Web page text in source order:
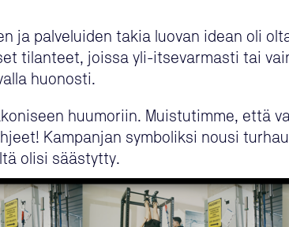
ja palveluiden takia luovan idean oli
tilanteet, joissa yli-itsevarmasti tai
huonosti.
huumoriin. Muistutimme, että
Kampanjan symboliksi nousi
olisi säästytty.